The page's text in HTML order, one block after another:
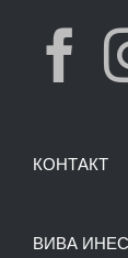
КОНТАКТ
ВИВА ИНЕС